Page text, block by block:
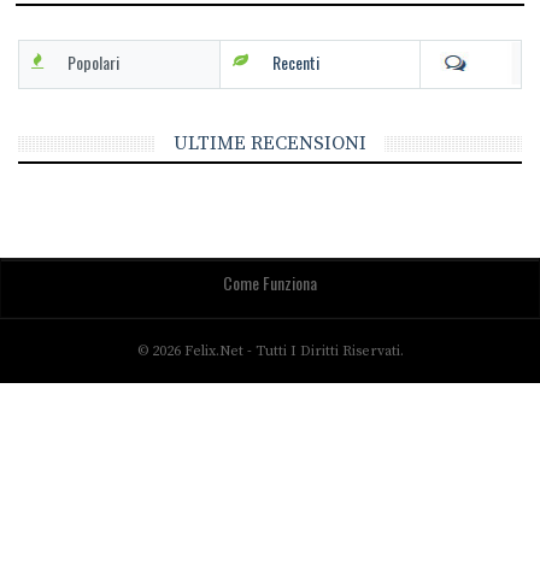
Popolari Recenti
ULTIME RECENSIONI
Come Funziona
© 2026 Felix.net - Tutti I Diritti Riservati.